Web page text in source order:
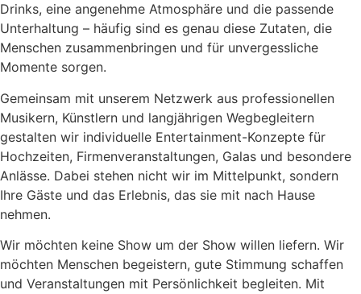
Drinks, eine angenehme Atmosphäre und die passende
Unterhaltung – häufig sind es genau diese Zutaten, die
Menschen zusammenbringen und für unvergessliche
Momente sorgen.
Gemeinsam mit unserem Netzwerk aus professionellen
Musikern, Künstlern und langjährigen Wegbegleitern
gestalten wir individuelle Entertainment-Konzepte für
Hochzeiten, Firmenveranstaltungen, Galas und besondere
Anlässe. Dabei stehen nicht wir im Mittelpunkt, sondern
Ihre Gäste und das Erlebnis, das sie mit nach Hause
nehmen.
Wir möchten keine Show um der Show willen liefern. Wir
möchten Menschen begeistern, gute Stimmung schaffen
und Veranstaltungen mit Persönlichkeit begleiten. Mit